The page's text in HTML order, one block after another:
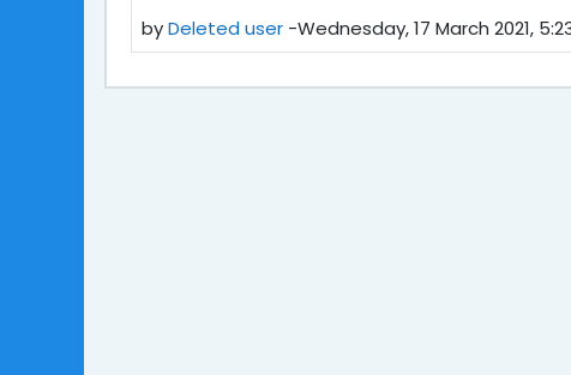
byDeleted user -Wednesday, 17 March 2021,